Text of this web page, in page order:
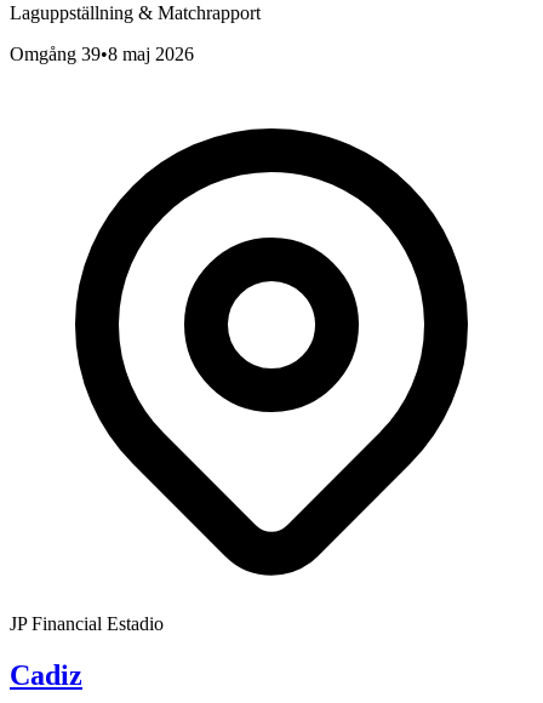
Laguppställning & Matchrapport
Omgång 39•8 maj 2026
JP Financial Estadio
Cadiz